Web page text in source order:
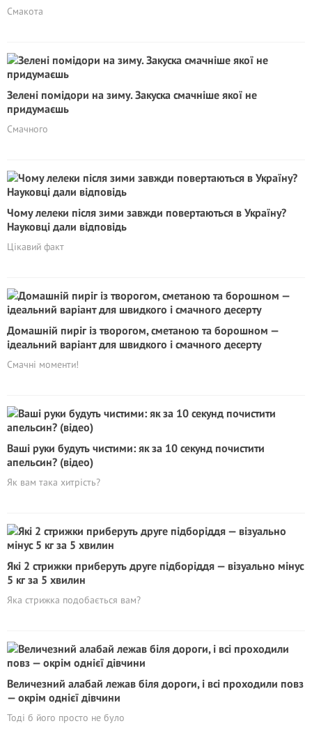
Смакота
Зелені помідори на зиму. Закуска смачніше якої не
придумаєшь
Смачного
Чому лелеки після зими завжди повертаються в Україну?
Науковці дали відповідь
Цікавий факт
Домашній пиріг із творогом, сметаною та борошном —
ідеальний варіант для швидкого і смачного десерту
Смачні моменти!
Ваші руки будуть чистими: як за 10 секунд почистити
апельсин? (відео)
Як вам така хитрість?
Які 2 стрижки приберуть друге підборіддя — візуально мінус
5 кг за 5 хвилин
Яка стрижка подобається вам?
Величезний алабай лежав біля дороги, і всі проходили повз
— окрім однієї дівчини
Тоді б його просто не було